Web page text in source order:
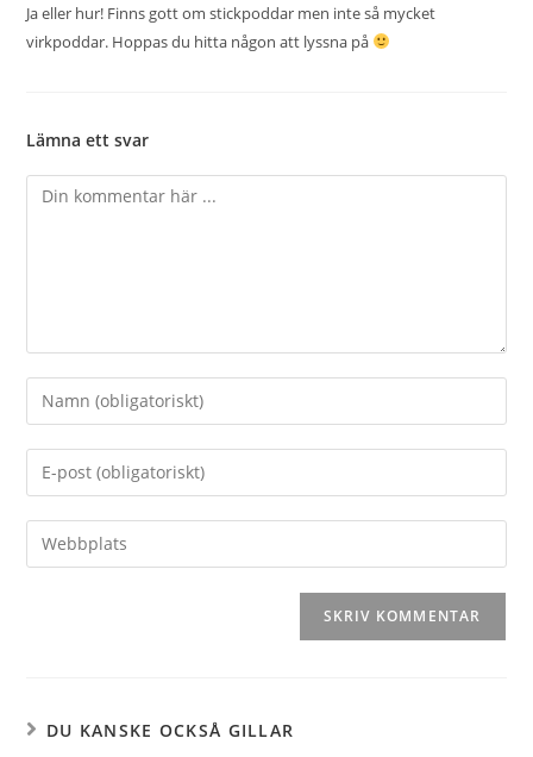
Ja eller hur! Finns gott om stickpoddar men inte så mycket
virkpoddar. Hoppas du hitta någon att lyssna på
Lämna ett svar
DU KANSKE OCKSÅ GILLAR